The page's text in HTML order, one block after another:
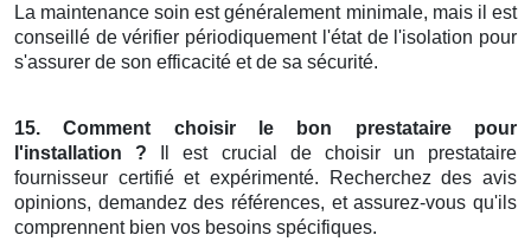
La maintenance soin est généralement minimale, mais il est
conseillé de vérifier périodiquement l'état de l'isolation pour
s'assurer de son efficacité et de sa sécurité.
15. Comment choisir le bon prestataire pour
l'installation ? Il est crucial de choisir un prestataire
fournisseur certifié et expérimenté. Recherchez des avis
opinions, demandez des références, et assurez-vous qu'ils
comprennent bien vos besoins spécifiques.